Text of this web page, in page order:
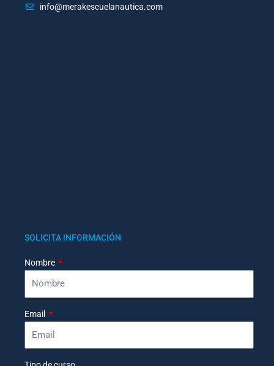
info@merakescuelanautica.com
SOLICITA INFORMACIÓN
Nombre
Email